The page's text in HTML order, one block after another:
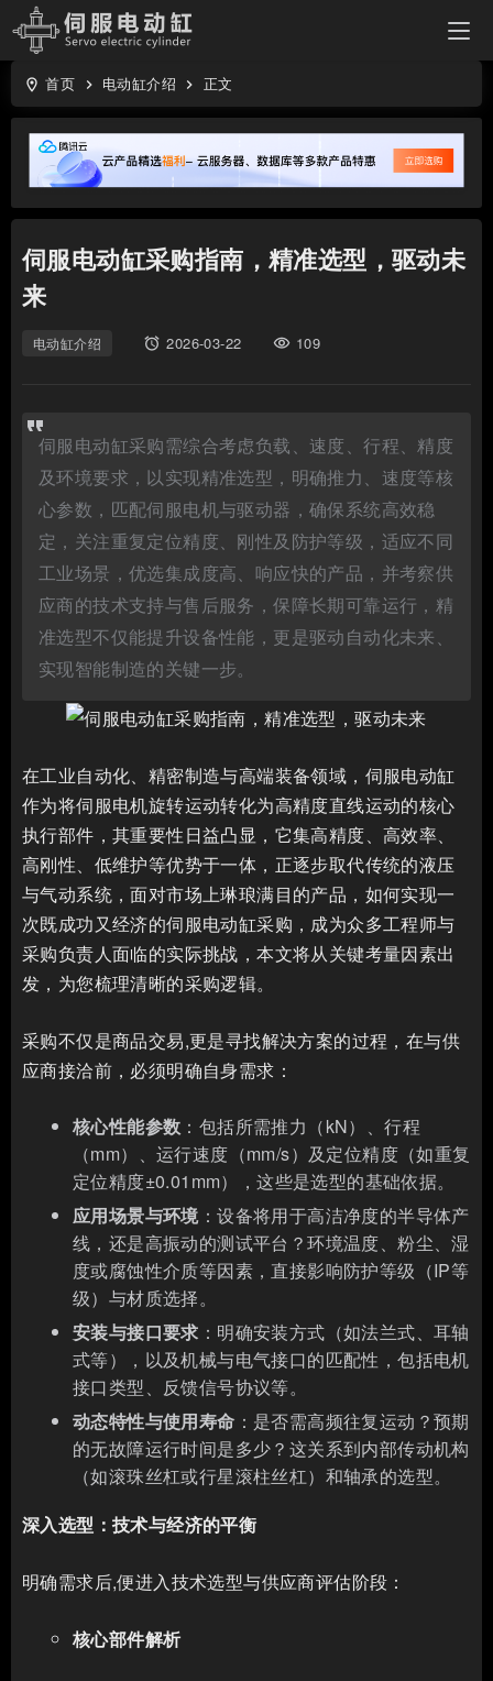
location_on 首页 keyboard_arrow_right 电动缸介绍 keyboard_arrow_right 正文
伺服电动缸采购指南，精准选型，驱动未
来
电动缸介绍 access_alarms 2026-03-22 visibility 109
伺服电动缸采购需综合考虑负载、速度、行程、精度
及环境要求，以实现精准选型，明确推力、速度等核
心参数，匹配伺服电机与驱动器，确保系统高效稳
定，关注重复定位精度、刚性及防护等级，适应不同
工业场景，优选集成度高、响应快的产品，并考察供
应商的技术支持与售后服务，保障长期可靠运行，精
准选型不仅能提升设备性能，更是驱动自动化未来、
实现智能制造的关键一步。
在工业自动化、精密制造与高端装备领域，伺服电动缸
作为将伺服电机旋转运动转化为高精度直线运动的核心
执行部件，其重要性日益凸显，它集高精度、高效率、
高刚性、低维护等优势于一体，正逐步取代传统的液压
与气动系统，面对市场上琳琅满目的产品，如何实现一
次既成功又经济的伺服电动缸采购，成为众多工程师与
采购负责人面临的实际挑战，本文将从关键考量因素出
发，为您梳理清晰的采购逻辑。
采购不仅是商品交易,更是寻找解决方案的过程，在与供
应商接洽前，必须明确自身需求：
核心性能参数 ：包括所需推力（kN）、行程
（mm）、运行速度（mm/s）及定位精度（如重复
定位精度±0.01mm），这些是选型的基础依据。
应用场景与环境：设备将用于高洁净度的半导体产
线，还是高振动的测试平台？环境温度、粉尘、湿
度或腐蚀性介质等因素，直接影响防护等级（IP等
级）与材质选择。
安装与接口要求 ：明确安装方式（如法兰式、耳轴
式等），以及机械与电气接口的匹配性，包括电机
接口类型、反馈信号协议等。
动态特性与使用寿命 ：是否需高频往复运动？预期
的无故障运行时间是多少？这关系到内部传动机构
（如滚珠丝杠或行星滚柱丝杠）和轴承的选型。
深入选型：技术与经济的平衡
明确需求后,便进入技术选型与供应商评估阶段：
核心部件解析